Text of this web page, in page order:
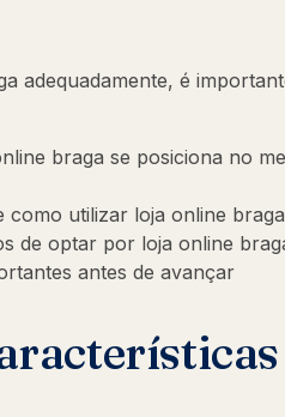
adequadamente, é
braga se posiciona no
como utilizar loja online
de optar por loja online
antes de avançar